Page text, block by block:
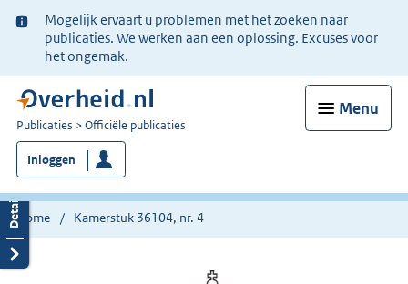
Ter
informatie:
Mogelijk ervaart u problemen met het zoeken naar
publicaties. We werken aan een oplossing. Excuses voor
het ongemak.
Menu
U
bent
nu
hier:
Publicaties Officiële publicaties
Inloggen
Home Kamerstuk 36104, nr. 4